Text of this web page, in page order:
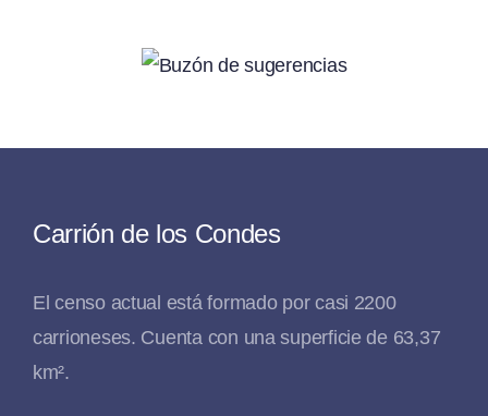
Carrión de los Condes
El censo actual está formado por casi 2200
carrioneses. Cuenta con una superficie de 63,37
km².